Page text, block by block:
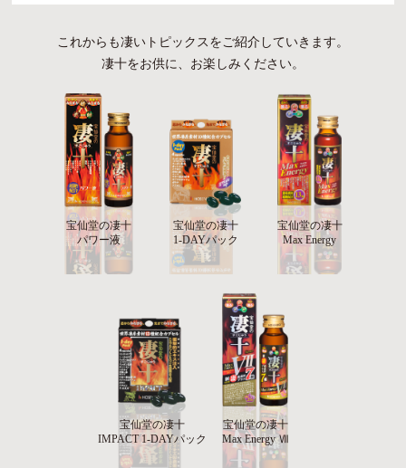
これからも凄いトピックスをご紹介していきます。
凄十をお供に、お楽しみください。
宝仙堂の凄十
パワー液
宝仙堂の凄十
1-DAYパック
宝仙堂の凄十
Max Energy
宝仙堂の凄十
IMPACT 1-DAYパック
宝仙堂の凄十
Max Energy Ⅶ